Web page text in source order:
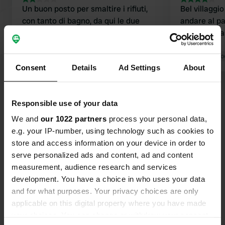
Consent Details Ad Settings About
Responsible use of your data
We and our 1022 partners process your personal data,
e.g. your IP-number, using technology such as cookies to
store and access information on your device in order to
serve personalized ads and content, ad and content
measurement, audience research and services
development. You have a choice in who uses your data
and for what purposes. Your privacy choices are only
applicable on this digital property where you have made
Un buon posto per smaltire i rifiuti,
con tanto di bagno, da qui le due
Bel
andare al
L'area di
ordinata
Tradotto da
Sei stato qui?
Contatto